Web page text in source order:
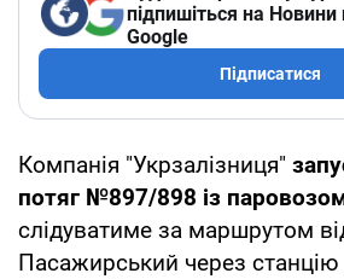
підпишіться на Новини
Google
Підписатися
Компанія "Укрзалізниця"
потяг №897/898 із
слідуватиме за маршрутом
Пасажирський через